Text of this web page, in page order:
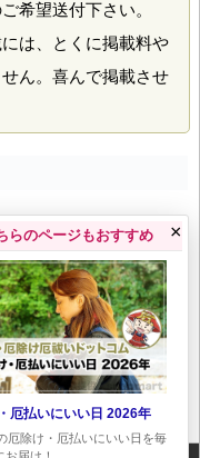
希望送付下さい。
は、とくに掲載料や
ん。喜んで掲載させ
早見表とともにお伝え
表
表
らのページもおすすめ
厄払いにいい日 2026年
厄除け・厄払いにいい日を毎
×